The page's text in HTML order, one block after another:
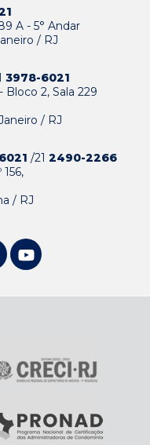
A - 5° Andar
/ RJ
3978-6021
Bloco 2, Sala 229
/ RJ
/212490-2266
/ RJ